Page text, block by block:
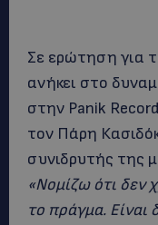
Σε ερώτηση για
ανήκει στο
στην Panik
τον Πάρη
συνιδρυτής της
«Νομίζω ότι δεν
το πράγμα. Είναι